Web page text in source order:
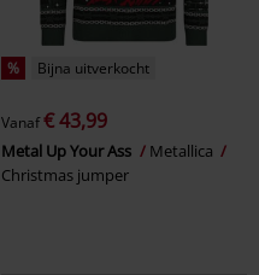
% Bijna uitverkocht
Vanaf€ 43,99
Metal Up Your Ass
Metallica
Christmas jumper